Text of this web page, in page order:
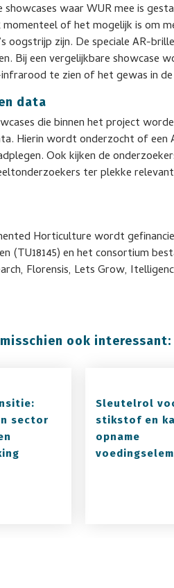
showcases waar WUR mee is
of het mogelijk is om
oogstrijp zijn. De speciale AR-
Bij een vergelijkbare showcase
te zien of het gewas in
data
die binnen het project
Hierin wordt onderzocht of
Ook kijken de
ter plekke
Horticulture wordt
(TU18145) en het consortium
Florensis, Lets Grow,
ook interessant:
sector
Sleutelrol
stikstof en
opname